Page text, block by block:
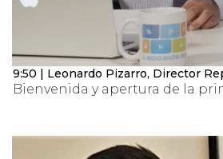
9:50 | Leonardo Pizarro, Director
Bienvenida y apertura de la